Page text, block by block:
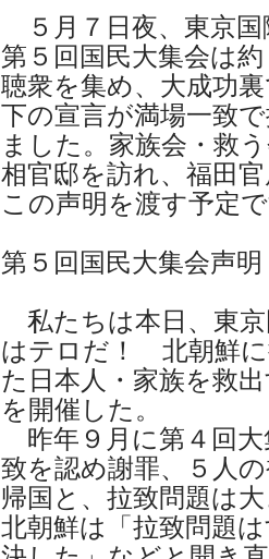
５月７日夜、東京
第５回国民大集会は
聴衆を集め、大成功
下の宣言が満場一致
ました。家族会・救
相官邸を訪れ、福田
この声明を渡す予定
第５回国民大集会声明
私たちは本日、東
はテロだ！ 北朝鮮
た日本人・家族を救
を開催した。
昨年９月に第４回
致を認め謝罪、５人
帰国と、拉致問題は
北朝鮮は「拉致問題